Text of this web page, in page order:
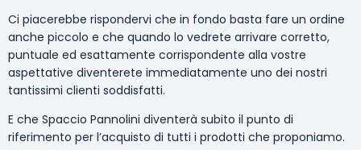
Ci piacerebbe rispondervi che in fondo basta fare un ordine
anche piccolo e che quando lo vedrete arrivare corretto,
puntuale ed esattamente corrispondente alla vostre
aspettative diventerete immediatamente uno dei nostri
tantissimi clienti soddisfatti.
E che Spaccio Pannolini diventerà subito il punto di
riferimento per l’acquisto di tutti i prodotti che proponiamo.